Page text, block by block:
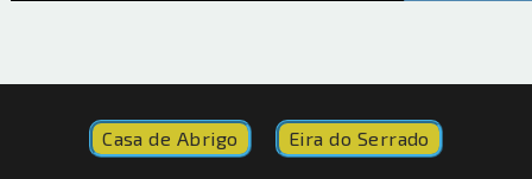
Casa de Abrigo Eira do Serrado